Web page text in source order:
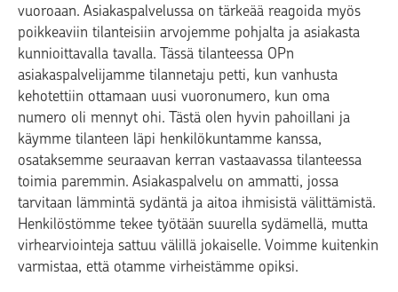
vuoroaan. Asiakaspalvelussa on tärkeää reagoida myös
poikkeaviin tilanteisiin arvojemme pohjalta ja asiakasta
kunnioittavalla tavalla. Tässä tilanteessa OPn
asiakaspalvelijamme tilannetaju petti, kun vanhusta
kehotettiin ottamaan uusi vuoronumero, kun oma
numero oli mennyt ohi. Tästä olen hyvin pahoillani ja
käymme tilanteen läpi henkilökuntamme kanssa,
osataksemme seuraavan kerran vastaavassa tilanteessa
toimia paremmin. Asiakaspalvelu on ammatti, jossa
tarvitaan lämmintä sydäntä ja aitoa ihmisistä välittämistä.
Henkilöstömme tekee työtään suurella sydämellä, mutta
virhearviointeja sattuu välillä jokaiselle. Voimme kuitenkin
varmistaa, että otamme virheistämme opiksi.